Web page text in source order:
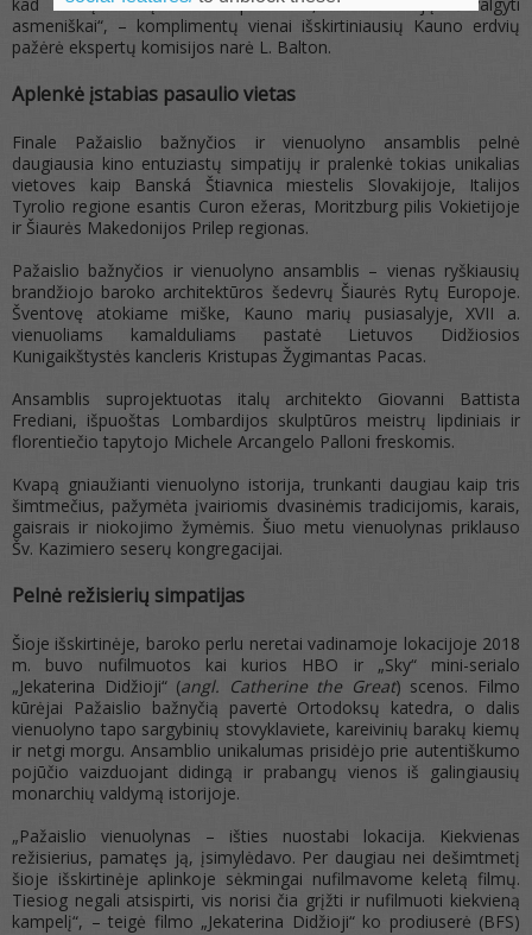
asmeniškai“, – komplimentų vienai išskirtiniausių Kauno erdvių
pažėrė ekspertų komisijos narė L. Balton.
Aplenkė įstabias pasaulio vietas
Finale Pažaislio bažnyčios ir vienuolyno ansamblis pelnė
daugiausia kino entuziastų simpatijų ir pralenkė tokias unikalias
vietoves kaip Banská Štiavnica miestelis Slovakijoje, Italijos
Tyrolio regione esantis Curon ežeras, Moritzburg pilis Vokietijoje
ir Šiaurės Makedonijos Prilep regionas.
Pažaislio bažnyčios ir vienuolyno ansamblis – vienas ryškiausių
brandžiojo baroko architektūros šedevrų Šiaurės Rytų Europoje.
Šventovę atokiame miške, Kauno marių pusiasalyje, XVII a.
vienuoliams kamalduliams pastatė Lietuvos Didžiosios
Kunigaikštystės kancleris Kristupas Žygimantas Pacas.
Ansamblis suprojektuotas italų architekto Giovanni Battista
Frediani, išpuoštas Lombardijos skulptūros meistrų lipdiniais ir
florentiečio tapytojo Michele Arcangelo Palloni freskomis.
Kvapą gniaužianti vienuolyno istorija, trunkanti daugiau kaip tris
šimtmečius, pažymėta įvairiomis dvasinėmis tradicijomis, karais,
gaisrais ir niokojimo žymėmis. Šiuo metu vienuolynas priklauso
Šv. Kazimiero seserų kongregacijai.
Pelnė režisierių simpatijas
Šioje išskirtinėje, baroko perlu neretai vadinamoje lokacijoje 2018
m. buvo nufilmuotos kai kurios HBO ir „Sky“ mini-serialo
„Jekaterina Didžioji“ (angl. Catherine the Great) scenos. Filmo
kūrėjai Pažaislio bažnyčią pavertė Ortodoksų katedra, o dalis
vienuolyno tapo sargybinių stovyklaviete, kareivinių barakų kiemų
ir netgi morgu. Ansamblio unikalumas prisidėjo prie autentiškumo
pojūčio vaizduojant didingą ir prabangų vienos iš galingiausių
monarchių valdymą istorijoje.
„Pažaislio vienuolynas – išties nuostabi lokacija. Kiekvienas
režisierius, pamatęs ją, įsimylėdavo. Per daugiau nei dešimtmetį
šioje išskirtinėje aplinkoje sėkmingai nufilmavome keletą filmų.
Tiesiog negali atsispirti, vis norisi čia grįžti ir nufilmuoti kiekvieną
kampelį“, – teigė filmo „Jekaterina Didžioji“ ko prodiuserė (BFS)